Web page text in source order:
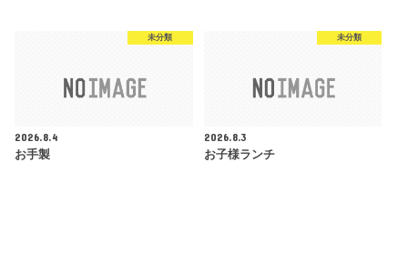
未分類
2026.8.4
お手製
未分類
2026.8.3
お子様ランチ